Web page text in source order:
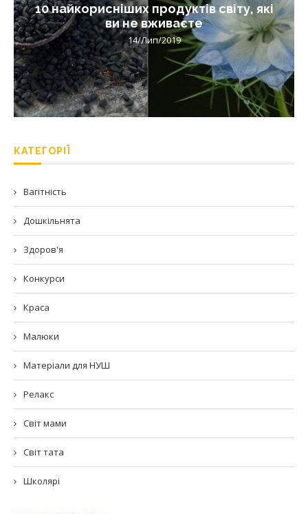
10 найкорисніших продуктів світу, які
ви не вживаєте
14/Лип/2019
КАТЕГОРІЇ
Вагітність
Дошкільнята
Здоров'я
Конкурси
Краса
Малюки
Матеріали для НУШ
Релакс
Світ мами
Світ тата
Школярі